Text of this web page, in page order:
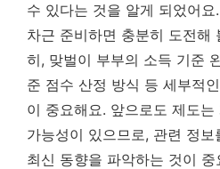
수 있다는 것을 알게 되었어
차근 준비하면 충분히 도전해
히, 맞벌이 부부의 소득 기준
준 점수 산정 방식 등 세부적
이 중요해요. 앞으로도 제도
가능성이 있으므로, 관련 정
최신 동향을 파악하는 것이